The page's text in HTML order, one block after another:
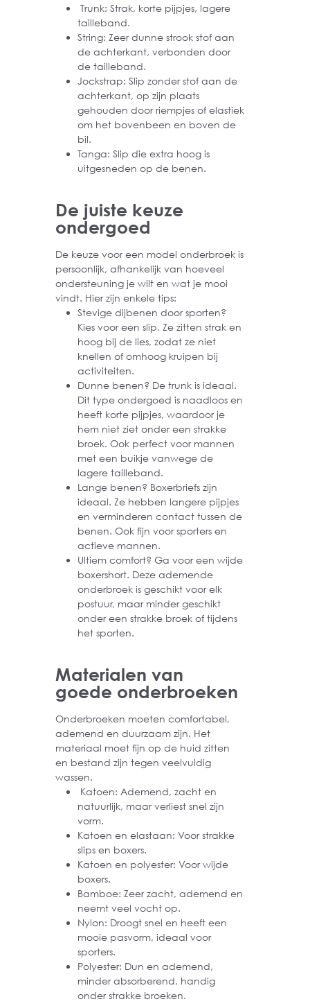
Trunk: Strak, korte pijpjes, lagere
tailleband.
String: Zeer dunne strook stof aan
de achterkant, verbonden door
de tailleband.
Jockstrap: Slip zonder stof aan de
achterkant, op zijn plaats
gehouden door riempjes of elastiek
om het bovenbeen en boven de
bil.
Tanga: Slip die extra hoog is
uitgesneden op de benen.
De juiste keuze
ondergoed
De keuze voor een model onderbroek is
persoonlijk, afhankelijk van hoeveel
ondersteuning je wilt en wat je mooi
vindt. Hier zijn enkele tips:
Stevige dijbenen door sporten?
Kies voor een slip. Ze zitten strak en
hoog bij de lies, zodat ze niet
knellen of omhoog kruipen bij
activiteiten.
Dunne benen? De trunk is ideaal.
Dit type ondergoed is naadloos en
heeft korte pijpjes, waardoor je
hem niet ziet onder een strakke
broek. Ook perfect voor mannen
met een buikje vanwege de
lagere tailleband.
Lange benen? Boxerbriefs zijn
ideaal. Ze hebben langere pijpjes
en verminderen contact tussen de
benen. Ook fijn voor sporters en
actieve mannen.
Ultiem comfort? Ga voor een wijde
boxershort. Deze ademende
onderbroek is geschikt voor elk
postuur, maar minder geschikt
onder een strakke broek of tijdens
het sporten.
Materialen van
goede onderbroeken
Onderbroeken moeten comfortabel,
ademend en duurzaam zijn. Het
materiaal moet fijn op de huid zitten
en bestand zijn tegen veelvuldig
wassen.
Katoen: Ademend, zacht en
natuurlijk, maar verliest snel zijn
vorm.
Katoen en elastaan: Voor strakke
slips en boxers.
Katoen en polyester: Voor wijde
boxers.
Bamboe: Zeer zacht, ademend en
neemt veel vocht op.
Nylon: Droogt snel en heeft een
mooie pasvorm, ideaal voor
sporters.
Polyester: Dun en ademend,
minder absorberend, handig
onder strakke broeken.